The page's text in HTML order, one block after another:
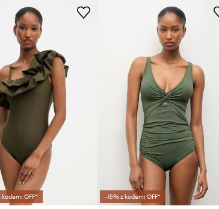
OFF* -15% z kodem: OFF*